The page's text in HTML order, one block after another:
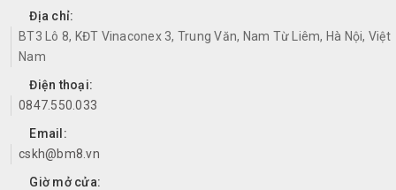
Địa chỉ:
BT3 Lô 8, KĐT Vinaconex 3, Trung Văn, Nam Từ Liêm, Hà Nội, Việt
Nam
Điện thoại:
0847.550.033
Email:
cskh@bm8.vn
Giờ mở cửa: